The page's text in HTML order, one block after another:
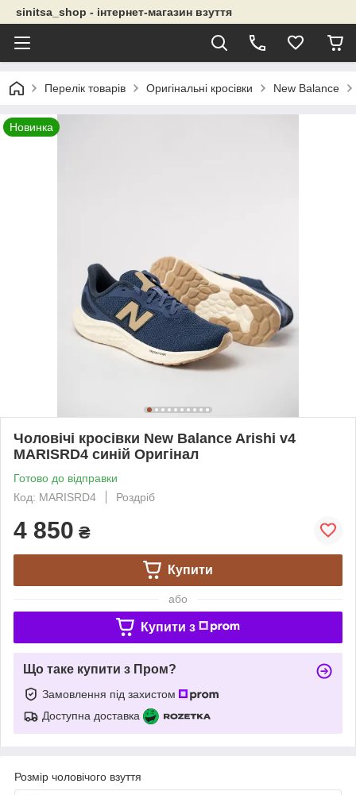
sinitsa_shop - інтернет-магазин взуття
Перелік товарів Оригінальні кросівки New Balance
Новинка
Чоловічі кросівки New Balance Arishi v4
MARISRD4 синій Оригінал
Готово до відправки
Код: MARISRD4
Роздріб
4 850 ₴
Купити
або
Купити з
Що таке купити з Пром?
Замовлення під захистом
Доступна доставка
Розмір чоловічого взуття